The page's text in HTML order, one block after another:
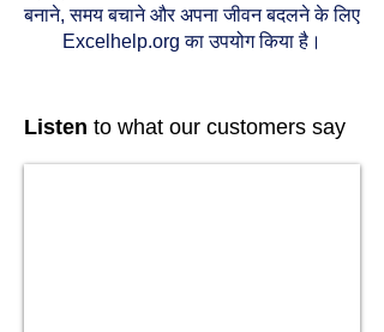
बनाने, समय बचाने और अपना जीवन बदलने के लिए
Excelhelp.org का उपयोग किया है।
Listen to what our customers say